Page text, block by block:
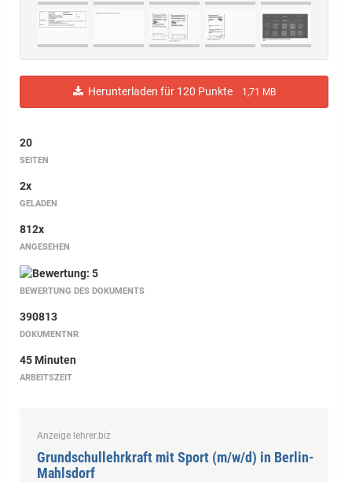
Herunterladen für 120 Punkte 1,71 MB
20
SEITEN
2x
GELADEN
812x
ANGESEHEN
BEWERTUNG DES DOKUMENTS
390813
DOKUMENTNR
45 Minuten
ARBEITSZEIT
Anzeige lehrer.biz
Grundschullehrkraft mit Sport (m/w/d) in Berlin-
Mahlsdorf